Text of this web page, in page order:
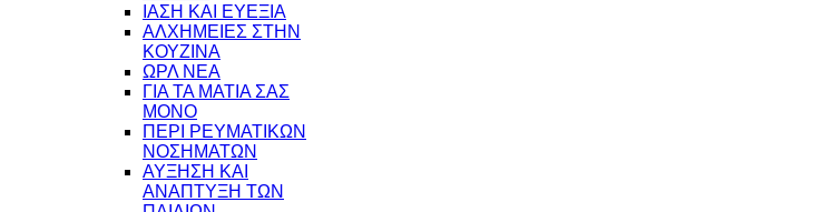
ΙΑΣΗ ΚΑΙ ΕΥΕΞΙΑ
ΑΛΧΗΜΕΙΕΣ ΣΤΗΝ
ΚΟΥΖΙΝΑ
ΩΡΛ ΝEA
ΓΙΑ ΤΑ ΜΑΤΙΑ ΣΑΣ
ΜΟΝΟ
ΠΕΡΙ ΡΕΥΜΑΤΙΚΩΝ
ΝΟΣΗΜΑΤΩΝ
ΑΥΞΗΣΗ ΚΑΙ
ΑΝΑΠΤΥΞΗ ΤΩΝ